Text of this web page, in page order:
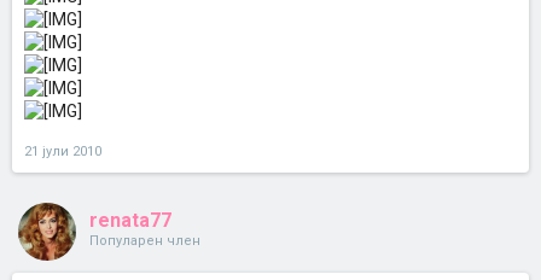
21 јули 2010
renata77
Популарен член